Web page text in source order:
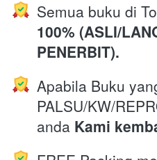
Semua buku di
100% (ASLI/
PENERBIT).
Apabila Buku
PALSU/KW/
anda Kami